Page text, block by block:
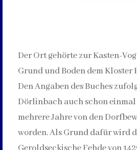
Der Ort gehörte zur Kasten-
Grund und Boden dem Kloster
Den Angaben des Buches
Dörlinbach auch schon
mehrere Jahre von den
worden. Als Grund dafür wird